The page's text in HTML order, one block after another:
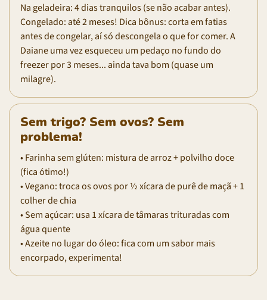
Na geladeira: 4 dias tranquilos (se não acabar antes).
Congelado: até 2 meses! Dica bônus: corta em fatias
antes de congelar, aí só descongela o que for comer. A
Daiane uma vez esqueceu um pedaço no fundo do
freezer por 3 meses... ainda tava bom (quase um
milagre).
Sem trigo? Sem ovos? Sem
problema!
• Farinha sem glúten: mistura de arroz + polvilho doce
(fica ótimo!)
• Vegano: troca os ovos por ½ xícara de purê de maçã + 1
colher de chia
• Sem açúcar: usa 1 xícara de tâmaras trituradas com
água quente
• Azeite no lugar do óleo: fica com um sabor mais
encorpado, experimenta!